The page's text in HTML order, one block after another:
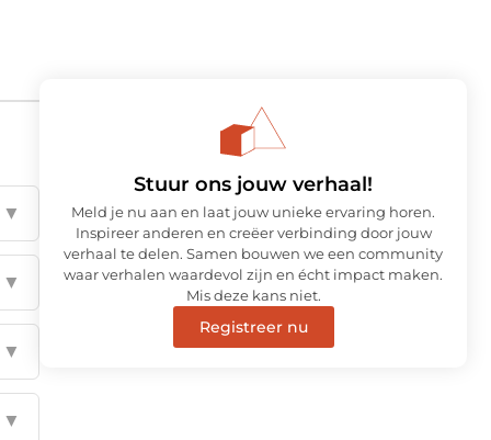
▼
▼
▼
▼
Stuur ons jouw verhaal!
Meld je nu aan en laat jouw unieke ervaring horen.
Inspireer anderen en creëer verbinding door jouw
verhaal te delen. Samen bouwen we een community
waar verhalen waardevol zijn en écht impact maken.
Mis deze kans niet.
Registreer nu